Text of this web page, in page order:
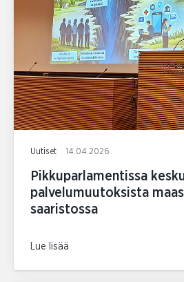
Uutiset 14.04.2026
Pikkuparlamentissa
palvelumuutoksista
saaristossa
Lue lisää